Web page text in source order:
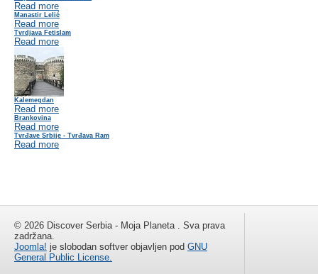
Read more
Manastir Lelić
Read more
Tvrdjava Fetislam
Read more
Kalemegdan
Read more
Brankovina
Read more
Tvrđave Srbije - Tvrđava Ram
Read more
© 2026 Discover Serbia - Moja Planeta . Sva prava
zadržana.
Joomla! je slobodan softver objavljen pod GNU
General Public License.